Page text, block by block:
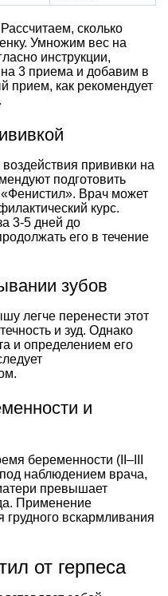
сколько
Умножим вес на
инструкции,
3 приема и добавим в
прием, как рекомендует
прививки на
подготовить
Врач может
курс.
3-5 дней до
его в течение
зубов
легче перенести этот
и зуд. Однако
и определением его
и
беременности (II–III
наблюдением врача,
превышает
Применение
вскармливания
от герпеса